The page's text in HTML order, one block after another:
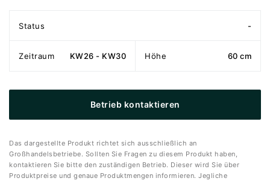
Status -
Zeitraum KW26 - KW30 Höhe 60 cm
Betrieb kontaktieren
Das dargestellte Produkt richtet sich ausschließlich an
Großhandelsbetriebe. Sollten Sie Fragen zu diesem Produkt haben,
kontaktieren Sie bitte den zuständigen Betrieb. Dieser wird Sie über
Produktpreise und genaue Produktmengen informieren. Jegliche